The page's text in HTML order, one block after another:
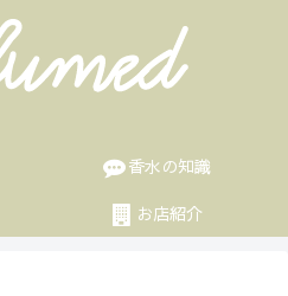
香水の知識
お店紹介